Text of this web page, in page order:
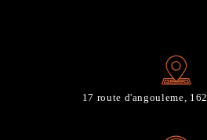
17 route d'angouleme,